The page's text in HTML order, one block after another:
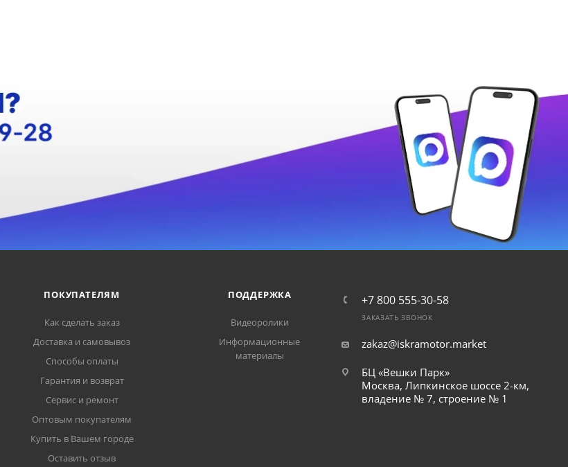
ПОКУПАТЕЛЯМ
Как сделать заказ
Доставка и самовывоз
Способы оплаты
Гарантия и возврат
Сервис и ремонт
Оптовым покупателям
Купить в Вашем городе
Оставить отзыв
ПОДДЕРЖКА
Видеоролики
Информационные
материалы
+7 800 555-30-58
ЗАКАЗАТЬ ЗВОНОК
zakaz@iskramotor.market
БЦ «Вешки Парк»
Москва, Липкинское шоссе 2-км,
владение № 7, строение № 1